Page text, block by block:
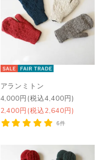
アランミトン
4,000円(税込4,400円)
2,400円(税込2,640円)
6件